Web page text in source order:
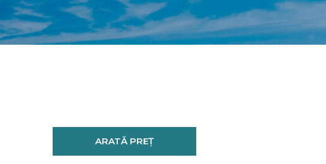
ARATĂ PREȚ